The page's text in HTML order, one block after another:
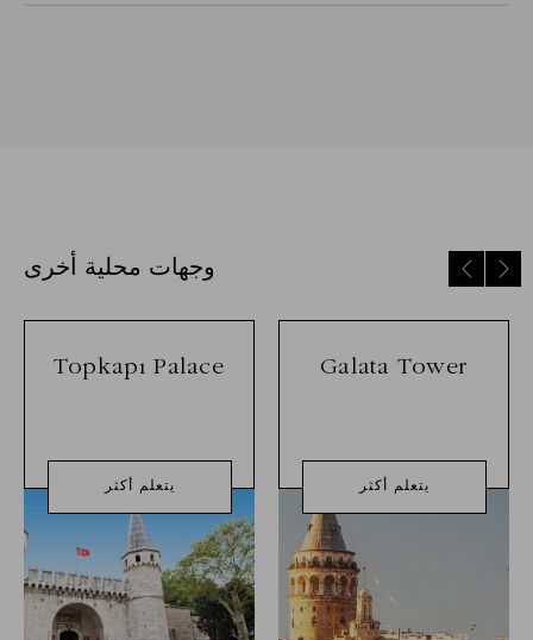
وجهات محلية أخرى
يتعلم أكثر
Galata Tower
يتعلم أكثر
Topkapı Palace